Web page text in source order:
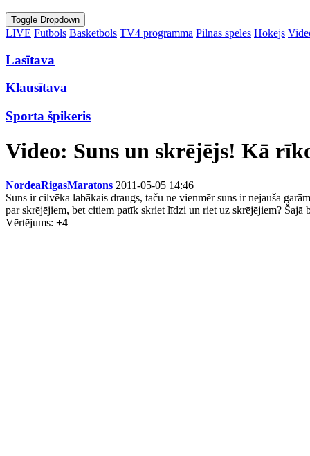
Toggle Dropdown
LIVE Futbols Basketbols TV4 programma Pilnas spēles Hokejs
Lasītava
Klausītava
Sporta špikeris
Video: Suns un skrējējs! Kā
NordeaRigasMaratons 2011-05-05 14:46
Suns ir cilvēka labākais draugs, taču ne vienmēr suns ir nejauša
par skrējējiem, bet citiem patīk skriet līdzi un riet uz skrējējiem? Šajā
Vērtējums: +4